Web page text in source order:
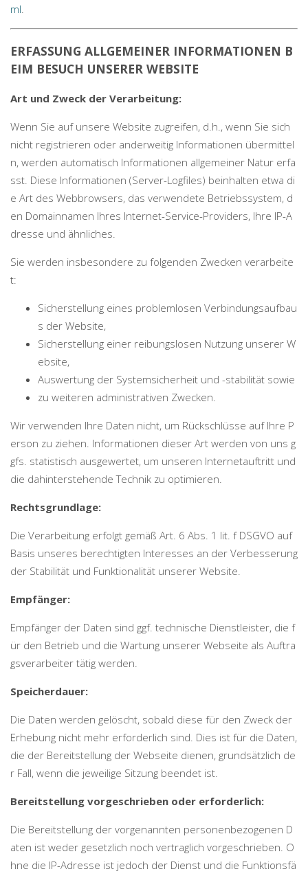
ml.
ERFASSUNG ALLGEMEINER INFORMATIONEN B
EIM BESUCH UNSERER WEBSITE
Art und Zweck der Verarbeitung:
Wenn Sie auf unsere Website zugreifen, d.h., wenn Sie sich
nicht registrieren oder anderweitig Informationen übermittel
n, werden automatisch Informationen allgemeiner Natur erfa
sst. Diese Informationen (Server-Logfiles) beinhalten etwa di
e Art des Webbrowsers, das verwendete Betriebssystem, d
en Domainnamen Ihres Internet-Service-Providers, Ihre IP-A
dresse und ähnliches.
Sie werden insbesondere zu folgenden Zwecken verarbeite
t:
Sicherstellung eines problemlosen Verbindungsaufbau
s der Website,
Sicherstellung einer reibungslosen Nutzung unserer W
ebsite,
Auswertung der Systemsicherheit und -stabilität sowie
zu weiteren administrativen Zwecken.
Wir verwenden Ihre Daten nicht, um Rückschlüsse auf Ihre P
erson zu ziehen. Informationen dieser Art werden von uns g
gfs. statistisch ausgewertet, um unseren Internetauftritt und
die dahinterstehende Technik zu optimieren.
Rechtsgrundlage:
Die Verarbeitung erfolgt gemäß Art. 6 Abs. 1 lit. f DSGVO auf
Basis unseres berechtigten Interesses an der Verbesserung
der Stabilität und Funktionalität unserer Website.
Empfänger:
Empfänger der Daten sind ggf. technische Dienstleister, die f
ür den Betrieb und die Wartung unserer Webseite als Auftra
gsverarbeiter tätig werden.
Speicherdauer:
Die Daten werden gelöscht, sobald diese für den Zweck der
Erhebung nicht mehr erforderlich sind. Dies ist für die Daten,
die der Bereitstellung der Webseite dienen, grundsätzlich de
r Fall, wenn die jeweilige Sitzung beendet ist.
Bereitstellung vorgeschrieben oder erforderlich:
Die Bereitstellung der vorgenannten personenbezogenen D
aten ist weder gesetzlich noch vertraglich vorgeschrieben. O
hne die IP-Adresse ist jedoch der Dienst und die Funktionsfä